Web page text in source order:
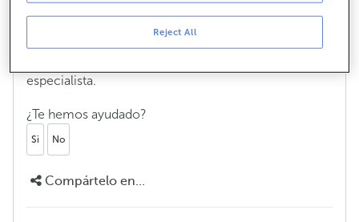
consolidar o teu proxecto para solicitar estes fondos.
Consulta todos os detalles na sección de empresas,
especialista.
¿Te hemos ayudado?
Si No
Compártelo en...
Reject All